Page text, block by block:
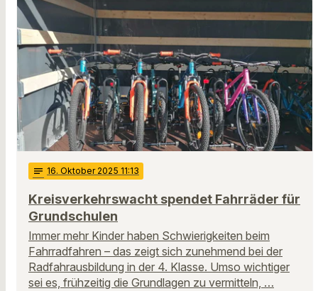
notes 16. Oktober 2025 11:13
Kreisverkehrswacht spendet Fahrräder für
Grundschulen
Immer mehr Kinder haben Schwierigkeiten beim
Fahrradfahren – das zeigt sich zunehmend bei der
Radfahrausbildung in der 4. Klasse. Umso wichtiger
sei es, frühzeitig die Grundlagen zu vermitteln, …